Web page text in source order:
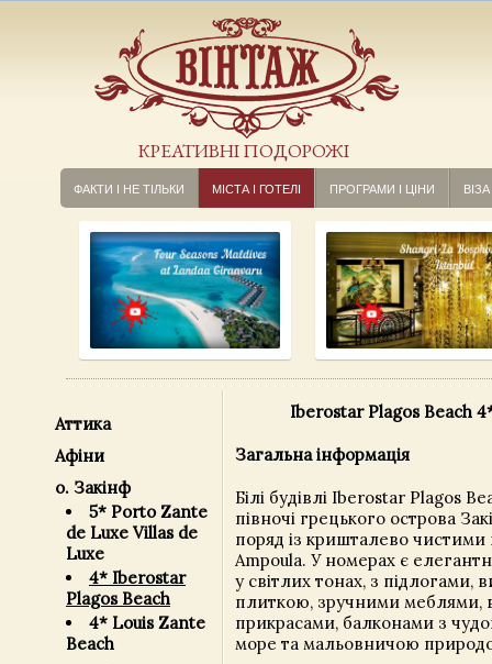
КРЕАТИВНІ ПОДОРОЖІ
ФАКТИ І НЕ ТІЛЬКИ МІСТА І ГОТЕЛІ ПРОГРАМИ І ЦІНИ ВІЗА
Аттика
Афіни
о. Закінф
5* Porto Zante
de Luxe Villas de
Luxe
4* Iberostar
Plagos Beach
4* Louis Zante
Beach
Iberostar Plagos Beach
Загальна інформація
Білі будівлі Iberostar Plagos
півночі грецького острова
поряд із кришталево
Ampoula. У номерах є
у світлих тонах, з підлогами,
плиткою, зручними меблями,
прикрасами, балконами з
море та мальовничою